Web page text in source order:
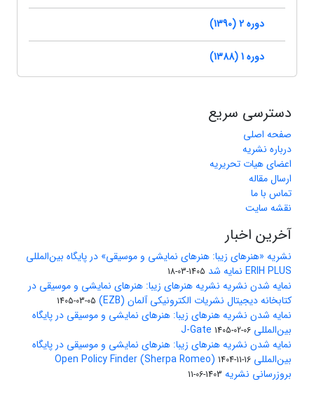
دوره 2 (1390)
دوره 1 (1388)
دسترسی سریع
صفحه اصلی
درباره نشریه
اعضای هیات تحریریه
ارسال مقاله
تماس با ما
نقشه سایت
آخرین اخبار
نشریه «هنرهای زیبا: هنرهای نمایشی و موسیقی» در پایگاه بین‌المللی
ERIH PLUS نمایه شد
1405-03-18
نمایه شدن نشریه نشریه هنرهای زیبا: هنرهای نمایشی و موسیقی در
کتابخانه دیجیتال نشریات الکترونیکی آلمان (EZB)
1405-03-05
نمایه شدن نشریه هنرهای زیبا: هنرهای نمایشی و موسیقی در پایگاه
بین‌المللی J-Gate 1405-02-06
نمایه شدن نشریه هنرهای زیبا: هنرهای نمایشی و موسیقی در پایگاه
بین‌المللی Open Policy Finder (Sherpa Romeo) 1404-11-16
بروزرسانی نشریه 1403-06-11